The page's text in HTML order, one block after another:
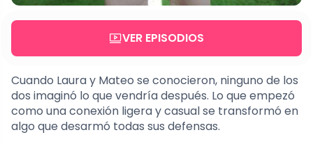
VER EPISODIOS
Cuando Laura y Mateo se conocieron, ninguno de los
dos imaginó lo que vendría después. Lo que empezó
como una conexión ligera y casual se transformó en
algo que desarmó todas sus defensas.